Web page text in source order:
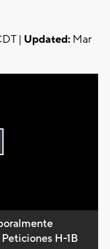
| Updated: Mar
H-1B